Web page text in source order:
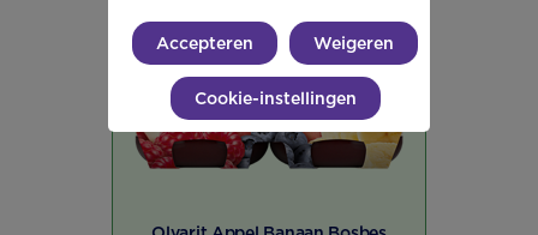
Accepteren Weigeren
Cookie-instellingen